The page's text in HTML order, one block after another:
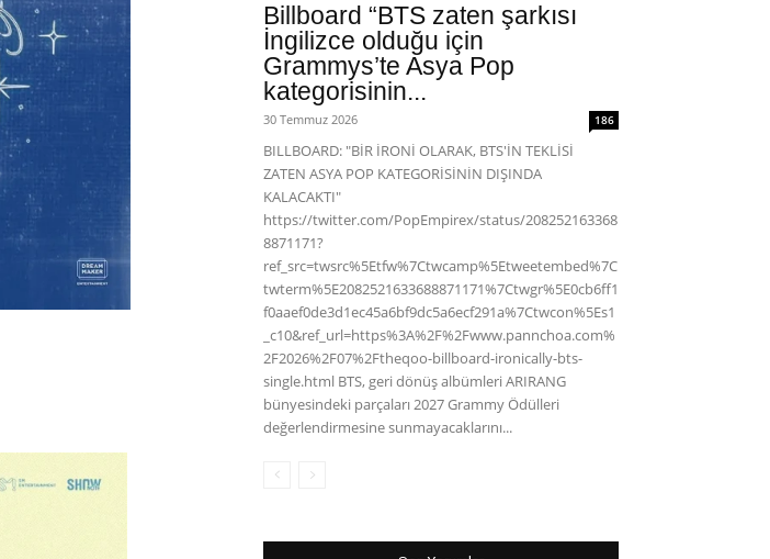
Billboard “BTS zaten şarkısı
İngilizce olduğu için
Grammys’te Asya Pop
kategorisinin...
30 Temmuz 2026 186
BILLBOARD: "BİR İRONİ OLARAK, BTS'İN TEKLİSİ
ZATEN ASYA POP KATEGORİSİNİN DIŞINDA
KALACAKTI"
https://twitter.com/PopEmpirex/status/208252163368
8871171?
ref_src=twsrc%5Etfw%7Ctwcamp%5Etweetembed%7C
twterm%5E2082521633688871171%7Ctwgr%5E0cb6ff1
f0aaef0de3d1ec45a6bf9dc5a6ecf291a%7Ctwcon%5Es1
_c10&ref_url=https%3A%2F%2Fwww.pannchoa.com%
2F2026%2F07%2Ftheqoo-billboard-ironically-bts-
single.html BTS, geri dönüş albümleri ARIRANG
bünyesindeki parçaları 2027 Grammy Ödülleri
değerlendirmesine sunmayacaklarını...